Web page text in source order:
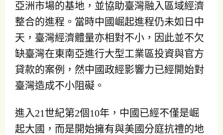
亞洲市場的基地，並協助臺灣融入區域經濟
整合的進程。當時中國崛起進程仍未如日中
天，臺灣經濟體量亦相對不小，因此並不欠
缺臺灣在東南亞進行大型工業區投資與官方
貸款的案例，然中國政經影響力已經開始對
臺灣造成不小阻礙。
進入21世紀第2個10年，中國已經不僅是崛
起大國，而是開始擁有與美國分庭抗禮的地